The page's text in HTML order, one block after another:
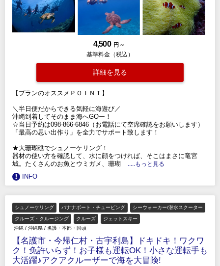
4,500 円 ～
基準料金（税込）
詳細を見る
【プランのオススメＰＯＩＮＴ】
＼半日便だからできる気軽に海遊び／
沖縄到着してそのまま海へGOー！
☆当日予約は098-866-6846（お電話にて空席確認をお願いします）
「最高の思い出作り」を全力でサポート致します！
★大珊瑚礁でシュノーケリング！
器材の使い方を確認して、水に顔をつければ、そこはまさに竜宮
城。たくさんのお魚とウミガメ、珊瑚
.....もっと見る
INFO
シュノーケリング バナナボート・チュービング シーウォーカー/潜水スクーター
クルーズ・クルージング クルーズ
ジェットスキー
沖縄 / 沖縄県 / 名護・本部・国頭
【名護市・今帰仁村・古宇利島】ドキドキ！ワクワ
ク！免許いらず！お子様も運転OK！小さな運転手も
大活躍♪アクアクルーザーで海を大冒険!